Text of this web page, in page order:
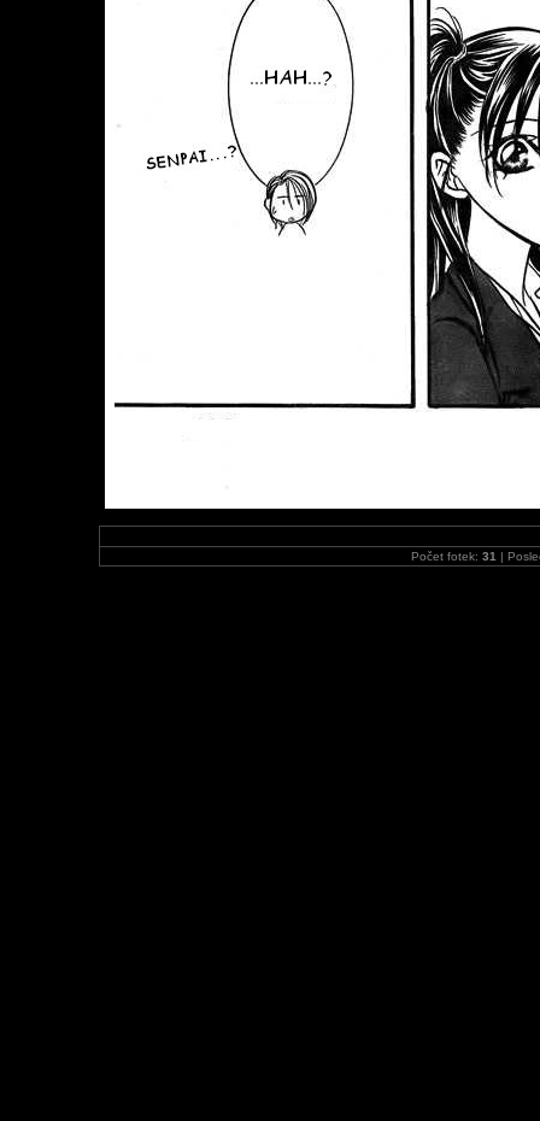
Počet fotek: 31 |